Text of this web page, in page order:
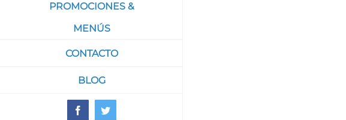
PROMOCIONES &
MENÚS
CONTACTO
BLOG
FacebookTwitter